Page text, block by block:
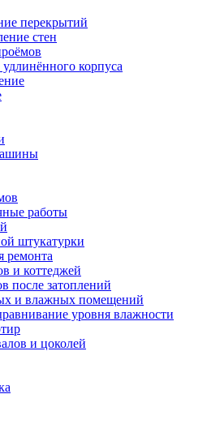
перекрытий
стен
корпуса
работы
штукатурки
ремонта
и коттеджей
после затоплений
и влажных помещений
уровня влажности
и цоколей